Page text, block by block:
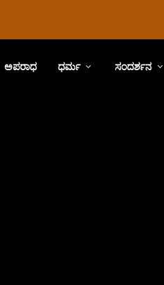
ಅಪರಾಧ ಧರ್ಮ ಸಂದರ್ಶನ